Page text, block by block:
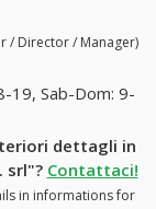
/ Director / Manager)
19, Sab-Dom: 9-
dettagli in
srl"? Contattaci!
in informations for